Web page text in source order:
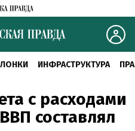
ИНФРАСТРУКТУРА
с расходами
составлял